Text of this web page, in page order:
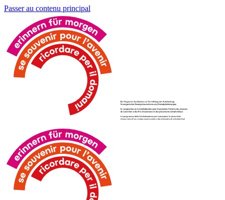
Passer au contenu principal